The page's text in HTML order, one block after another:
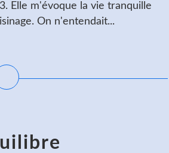
Elle m'évoque la vie tranquille
On n'entendait...